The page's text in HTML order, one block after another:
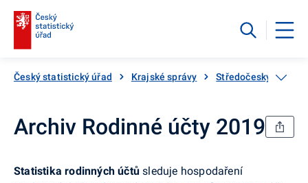
Český statistický úřad Krajské správy Středočeský kraj
Archiv Rodinné účty 2019
Statistika rodinných účtůsleduje hospodaření